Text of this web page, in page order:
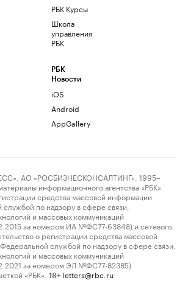
РБК Курсы
Школа
управления
РБК
РБК
Новости
iOS
Android
AppGallery
АО «РОСБИЗНЕСКОНСАЛТИНГ», 1995–
информационного агентства «РБК»
средства массовой информации
по надзору в сфере связи,
и массовых коммуникаций
за номером ИА №ФС77-63848) и сетевого
о регистрации средства массовой
службой по надзору в сфере связи,
и массовых коммуникаций
за номером ЭЛ №ФС77-82385)
«РБК».
18+ letters@rbc.ru